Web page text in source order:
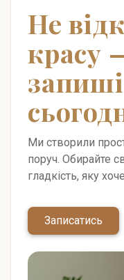
Не
красу
Ми створили
поруч. Обирайте
гладкість, яку
Записатись